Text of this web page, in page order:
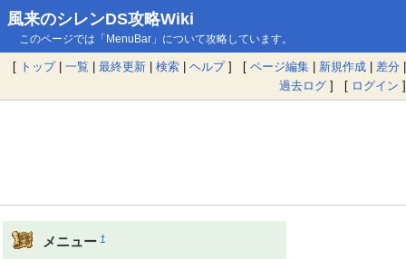
風来のシレンDS攻略Wiki
このページでは「MenuBar」について攻略しています。
[ トップ| 一覧 | 最終更新 | 検索 | ヘルプ] [ ページ編集 | 新規作成 | 差分 |
過去ログ ] [ ログイン ]
メニュー †